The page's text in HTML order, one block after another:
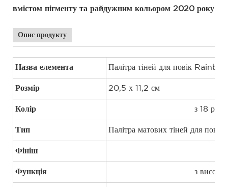
вмістом пігменту та райдужним кольором 2020 року
Опис продукту
Назва елемента Палітра тіней для повік
Розмір 20,5 х 11,2 см
Колір з 18
Тип Палітра матових тіней для повік
Фініш
Функція з